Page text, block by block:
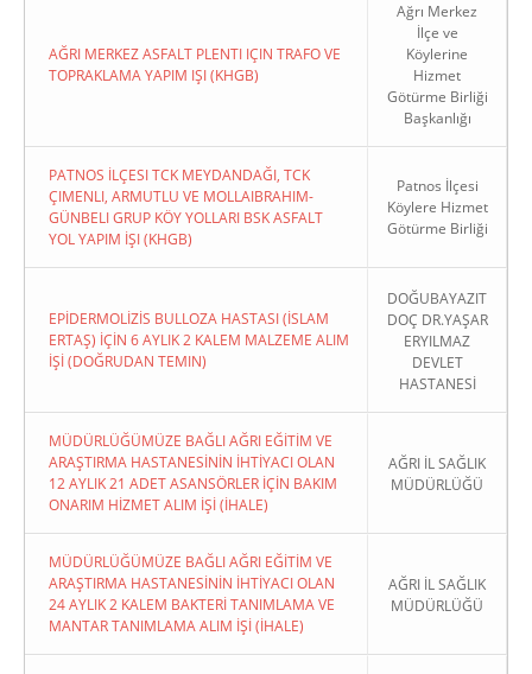
AĞRI MERKEZ ASFALT PLENTI IÇIN TRAFO VE
TOPRAKLAMA YAPIM IŞI (KHGB)
Ağrı Merkez
İlçe ve
Köylerine
Hizmet
Götürme Birliği
Başkanlığı
PATNOS İLÇESI TCK MEYDANDAĞI, TCK
ÇIMENLI, ARMUTLU VE MOLLAIBRAHIM-
GÜNBELI GRUP KÖY YOLLARI BSK ASFALT
YOL YAPIM İŞI (KHGB)
Patnos İlçesi
Köylere Hizmet
Götürme Birliği
EPİDERMOLİZİS BULLOZA HASTASI (İSLAM
ERTAŞ) İÇİN 6 AYLIK 2 KALEM MALZEME ALIM
İŞİ (DOĞRUDAN TEMIN)
DOĞUBAYAZIT
DOÇ DR.YAŞAR
ERYILMAZ
DEVLET
HASTANESİ
MÜDÜRLÜĞÜMÜZE BAĞLI AĞRI EĞİTİM VE
ARAŞTIRMA HASTANESİNİN İHTİYACI OLAN
12 AYLIK 21 ADET ASANSÖRLER İÇİN BAKIM
ONARIM HİZMET ALIM İŞİ (İHALE)
AĞRI İL SAĞLIK
MÜDÜRLÜĞÜ
MÜDÜRLÜĞÜMÜZE BAĞLI AĞRI EĞİTİM VE
ARAŞTIRMA HASTANESİNİN İHTİYACI OLAN
24 AYLIK 2 KALEM BAKTERİ TANIMLAMA VE
MANTAR TANIMLAMA ALIM İŞİ (İHALE)
AĞRI İL SAĞLIK
MÜDÜRLÜĞÜ